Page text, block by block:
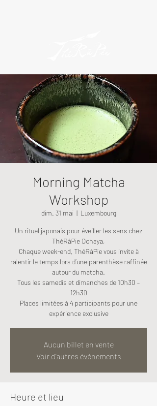
Morning Matcha
Workshop
dim. 31 mai
  |
Luxembourg
Un rituel japonais pour éveiller les sens chez
ThéRâPie Ochaya,
Chaque week-end, ThéRâPie vous invite à
ralentir le temps lors d’une parenthèse raffinée
autour du matcha.
Tous les samedis et dimanches de 10h30 –
12h30
Places limitées à 4 participants pour une
expérience exclusive
Aucun billet en vente
Voir d'autres événements
Heure et lieu